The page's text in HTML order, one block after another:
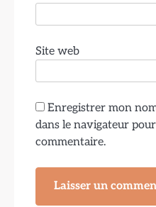
Site web
Enregistrer mon
dans le navigateur
commentaire.